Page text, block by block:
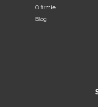
O firmie
Blog